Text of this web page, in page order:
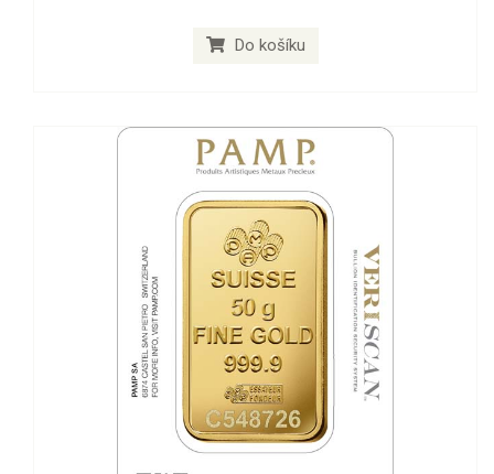
Do košíku